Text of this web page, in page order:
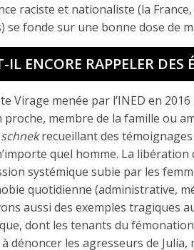
raciste et nationaliste (la
se fonde sur une bonne dose de
IL ENCORE RAPPELER DES
Virage menée par l’INED en
proche, membre de la famille ou
recueillant des
quel homme. La
systémique subie par les
quotidienne (administrative,
aussi des exemples tragiques
dont les tenants du
dénoncer les agresseurs de Julia,